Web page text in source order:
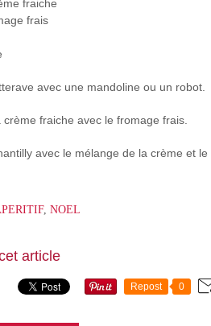
fraiche
frais
avec une mandoline ou un robot.
crème fraiche avec le fromage frais.
avec le mélange de la crème et le
, NOEL
article
Repost 0